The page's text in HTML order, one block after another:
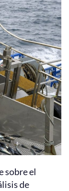
sobre el
de